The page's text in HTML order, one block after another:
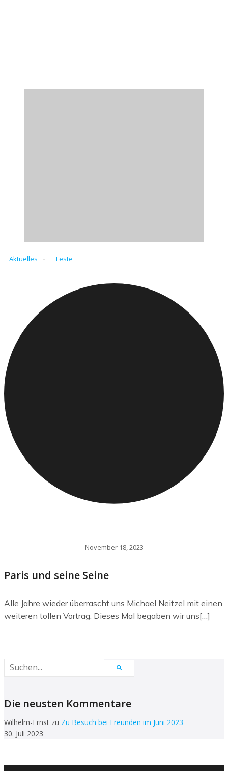
Aktuelles - Feste
November 18, 2023
Paris und seine Seine
Alle Jahre wieder überrascht uns Michael Neitzel mit einen
weiteren tollen Vortrag. Dieses Mal begaben wir uns[…]
Die neusten Kommentare
Wilhelm-Ernst zu Zu Besuch bei Freunden im Juni 2023
30. Juli 2023